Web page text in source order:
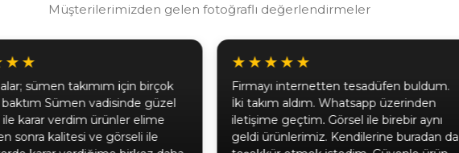
Müşterilerimizden gelen fotoğraflı değerlendirmeler
sümen takımım için birçok
baktım Sümen vadisinde güzel
karar verdim ürünler elime
sonra kalitesi ve görseli ile
★★★★★
Firmayı internetten tesadüfen buldum.
İki takım aldım. Whatsapp üzerinden
iletişime geçtim. Görsel ile birebir aynı
geldi ürünlerimiz. Kendilerine buradan da